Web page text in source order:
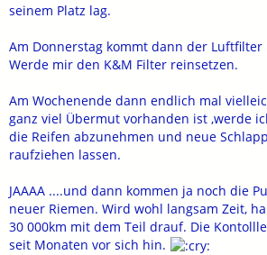
seinem Platz lag.
Am Donnerstag kommt dann der Luftfilter
Werde mir den K&M Filter reinsetzen.
Am Wochenende dann endlich mal
ganz viel Übermut vorhanden ist ,werde
die Reifen abzunehmen und neue
raufziehen lassen.
JAAAA ....und dann kommen ja noch die
neuer Riemen. Wird wohl langsam Zeit,
30 000km mit dem Teil drauf. Die
seit Monaten vor sich hin.